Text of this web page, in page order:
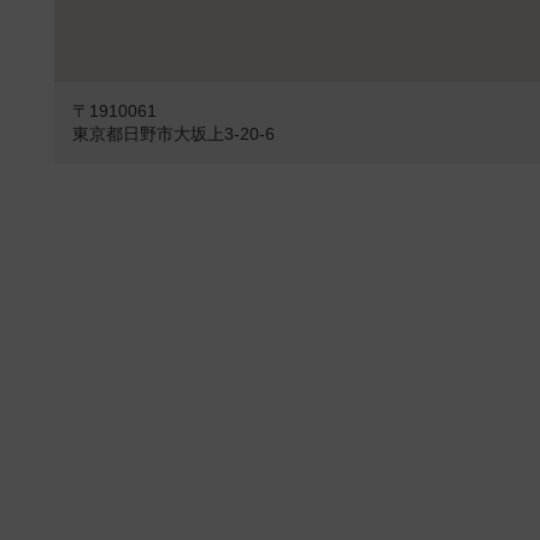
〒1910061
東京都日野市大坂上3-20-6